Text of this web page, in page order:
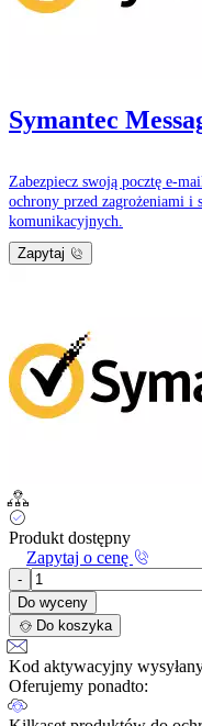
Symantec
Zabezpiecz swoją pocztę e-
ochrony przed zagrożeniami i
komunikacyjnych.
Zapytaj
Produkt dostępny
Zapytaj o cenę
-
Do wyceny
Do koszyka
Kod aktywacyjny
Oferujemy ponadto: